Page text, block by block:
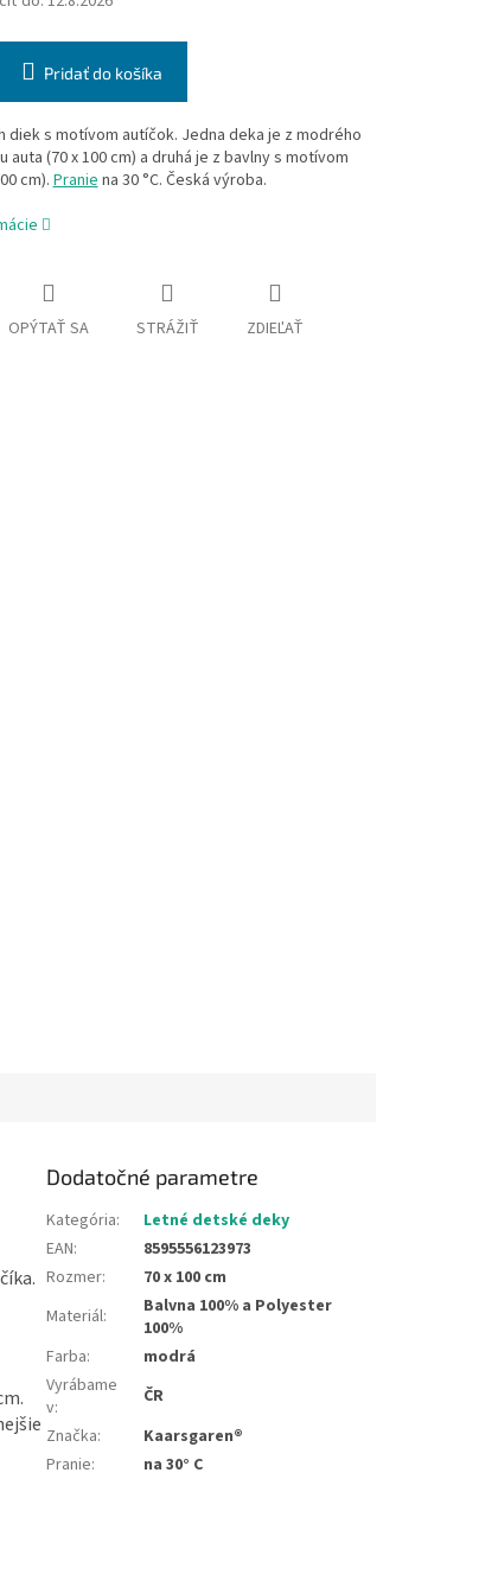
Pridať do košíka
diek s motívom autíčok. Jedna deka je z modrého
auta (70 x 100 cm) a druhá je z bavlny s motívom
cm).Praniena 30 °C. Česká výroba.
OPÝTAŤ SA STRÁŽIŤ ZDIEĽAŤ
Dodatočné parametre
Kategória:
Letné detské deky
EAN:
8595556123973
Rozmer:
70 x 100 cm
Materiál:
Balvna 100% a Polyester
100%
Farba:
modrá
Vyrábame
v:
ČR
Značka:
Kaarsgaren®
Pranie: na 30° C